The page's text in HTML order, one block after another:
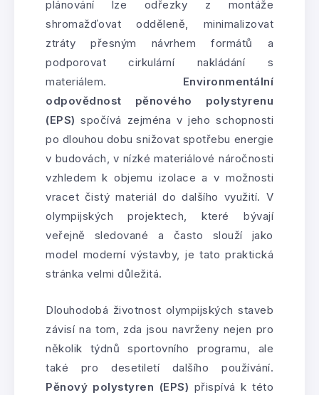
plánování lze odřezky z montáže
shromažďovat odděleně, minimalizovat
ztráty přesným návrhem formátů a
podporovat cirkulární nakládání s
materiálem. Environmentální
odpovědnost pěnového polystyrenu
(EPS) spočívá zejména v jeho schopnosti
po dlouhou dobu snižovat spotřebu energie
v budovách, v nízké materiálové náročnosti
vzhledem k objemu izolace a v možnosti
vracet čistý materiál do dalšího využití. V
olympijských projektech, které bývají
veřejně sledované a často slouží jako
model moderní výstavby, je tato praktická
stránka velmi důležitá.
Dlouhodobá životnost olympijských staveb
závisí na tom, zda jsou navrženy nejen pro
několik týdnů sportovního programu, ale
také pro desetiletí dalšího používání.
Pěnový polystyren (EPS) přispívá k této